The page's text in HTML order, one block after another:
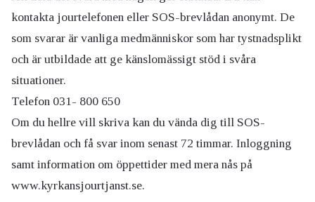
kontakta jourtelefonen eller SOS-brevlådan anonymt. De
som svarar är vanliga medmänniskor som har tystnadsplikt
och är utbildade att ge känslomässigt stöd i svåra
situationer.
Telefon 031- 800 650
Om du hellre vill skriva kan du vända dig till SOS-
brevlådan och få svar inom senast 72 timmar. Inloggning
samt information om öppettider med mera nås på
www.kyrkansjourtjanst.se.